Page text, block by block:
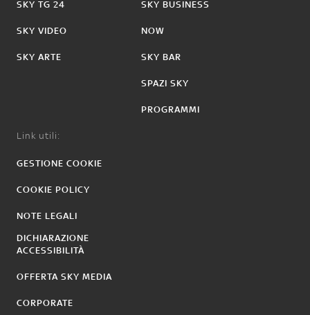
SKY TG 24
SKY VIDEO
SKY ARTE
SKY BUSINESS
NOW
SKY BAR
SPAZI SKY
PROGRAMMI
Link utili:
GESTIONE COOKIE
COOKIE POLICY
NOTE LEGALI
DICHIARAZIONE
ACCESSIBILITÀ
OFFERTA SKY MEDIA
CORPORATE